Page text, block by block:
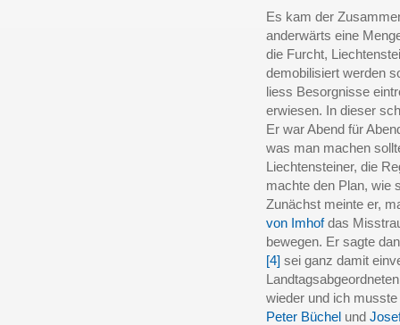
Es kam der
anderwärts eine
die Furcht,
demobilisiert werden
liess Besorgnisse
erwiesen. In dieser
Er war Abend für
was man machen
Liechtensteiner, die
machte den Plan, wie
Zunächst meinte er,
von Imhofdas
bewegen. Er sagte
[4] sei ganz damit
wieder und ich
Peter Büchel und